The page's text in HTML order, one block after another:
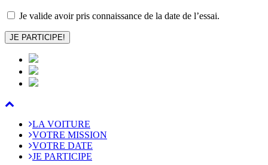
Je valide avoir pris connaissance de la date de l’essai.
JE PARTICIPE!
LA VOITURE
VOTRE MISSION
VOTRE DATE
JE PARTICIPE